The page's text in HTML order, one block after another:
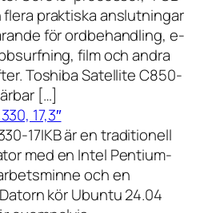
praktiska anslutningar
för ordbehandling, e-
film och andra
Toshiba Satellite C850-
[…]
17,3″
17IKB är en traditionell
med en Intel Pentium-
och en
kör Ubuntu 24.04